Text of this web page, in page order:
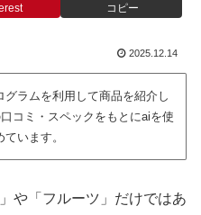
コピー
2025.12.14
ラムを利用して商品を紹介し
コミ・スペックをもとにaiを使
います。
や「フルーツ」だけではあ